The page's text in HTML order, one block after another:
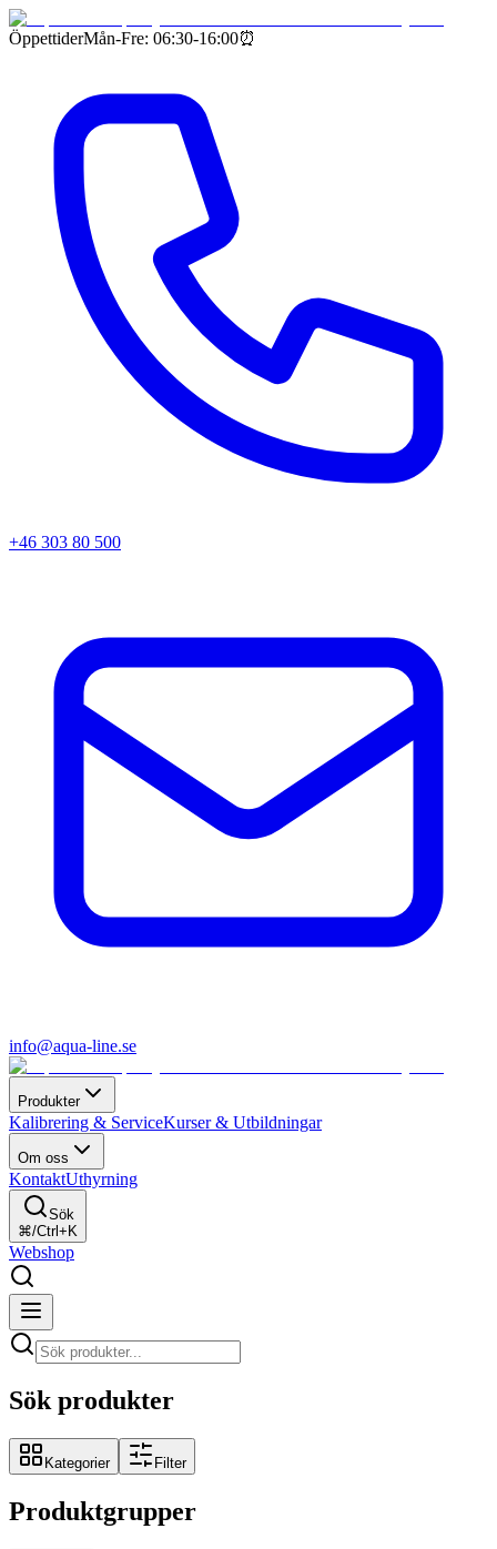
ÖppettiderMån-Fre: 06:30-16:00⏰
+46 303 80 500
info@aqua-line.se
Produkter
Kalibrering & ServiceKurser & Utbildningar
Om oss
KontaktUthyrning
Sök
⌘/Ctrl+K
Webshop
Sök produkter
Kategorier Filter
Produktgrupper